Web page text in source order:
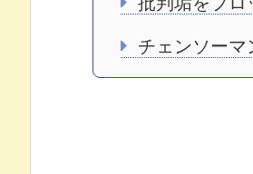
チェンソー